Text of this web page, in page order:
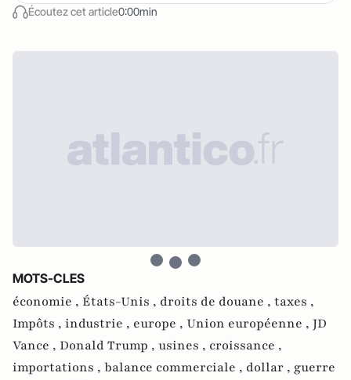
Écoutez cet article0:00min
MOTS-CLES
économie , États-Unis , droits de douane , taxes ,
Impôts , industrie , europe , Union européenne , JD
Vance , Donald Trump , usines , croissance ,
importations , balance commerciale , dollar , guerre